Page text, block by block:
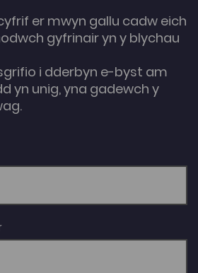
er mwyn gallu cadw eich
gyfrinair yn y blychau
i dderbyn e-byst am
yn unig, yna gadewch y